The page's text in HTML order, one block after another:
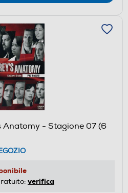
Anatomy - Stagione 07 (6
verifica